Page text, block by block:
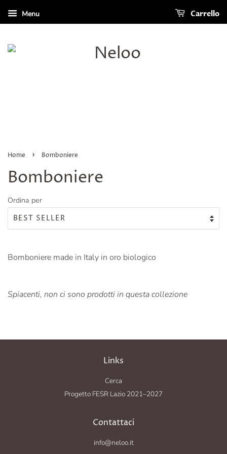
Menu Carrello
Home › Bomboniere
Bomboniere
Ordina per
Bomboniere made in Italy in oro biologico
Spiacenti, non ci sono prodotti in questa collezione
Links
Cerca
Progetto FESR Lazio 2021–2027
Contattaci
info@neloo.it